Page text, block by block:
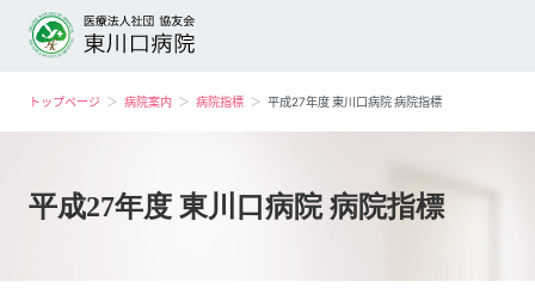
トップページ 病院案内 病院指標 平成27年度 東川口病院 病院指標
平成27年度 東川口病院 病院指標